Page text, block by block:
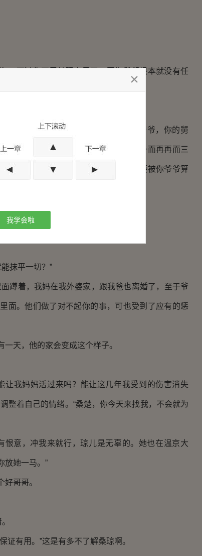
“不过你不用勉强自己了，因为我们根本就没有任
仇。”
我的妈妈，若不是你的父母，你的爷爷，你的舅
家有任何的牵扯，反而是你们家人，一而再再而三
生命。而我，也成为了孤儿。最后还要被你爷爷算
抹平一切？”
着，我妈在我外婆家，跟我爸也离婚了，至于爷
面。他们做了对不起你的事，可也受到了应有的惩
天，他的家会变成这个样子。
我妈妈活过来吗？能让这几年我受到的伤害消失
整着自己的情绪。“桑楚，你今天来找我，不会就为
，冲我来就行，琼儿是无辜的。她也在温京大
放她一马。”
哥哥。
有用。”这是有多不了解桑琼啊。
我学会啦